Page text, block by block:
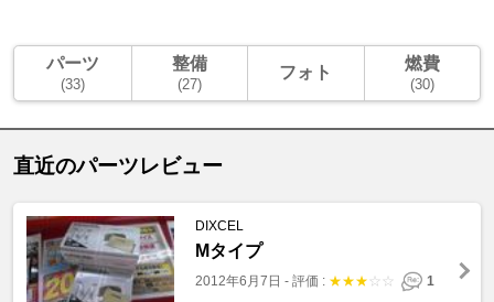
パーツ
(33)
整備
(27)
フォト 燃費
(30)
直近のパーツレビュー
DIXCEL
Mタイプ
2012年6月7日 - 評価 : ★★★ ☆ ☆ 1